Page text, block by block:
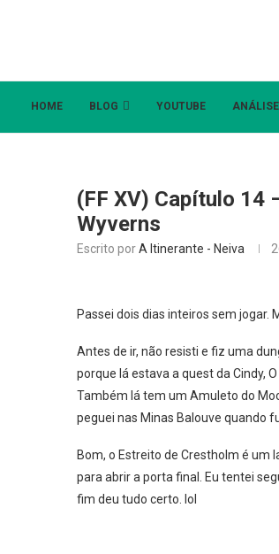
HOME BLOG YOUTUBE
(FF XV) Capítulo 14
Wyverns
Escrito porA Itinerante - Neiva
Passei dois dias inteiros sem jogar.
Antes de ir, não resisti e fiz uma
porque lá estava a quest da Cindy,
Também lá tem um Amuleto do
peguei nas Minas Balouve quando
Bom, o Estreito de Crestholm é um
para abrir a porta final. Eu tentei
fim deu tudo certo. lol